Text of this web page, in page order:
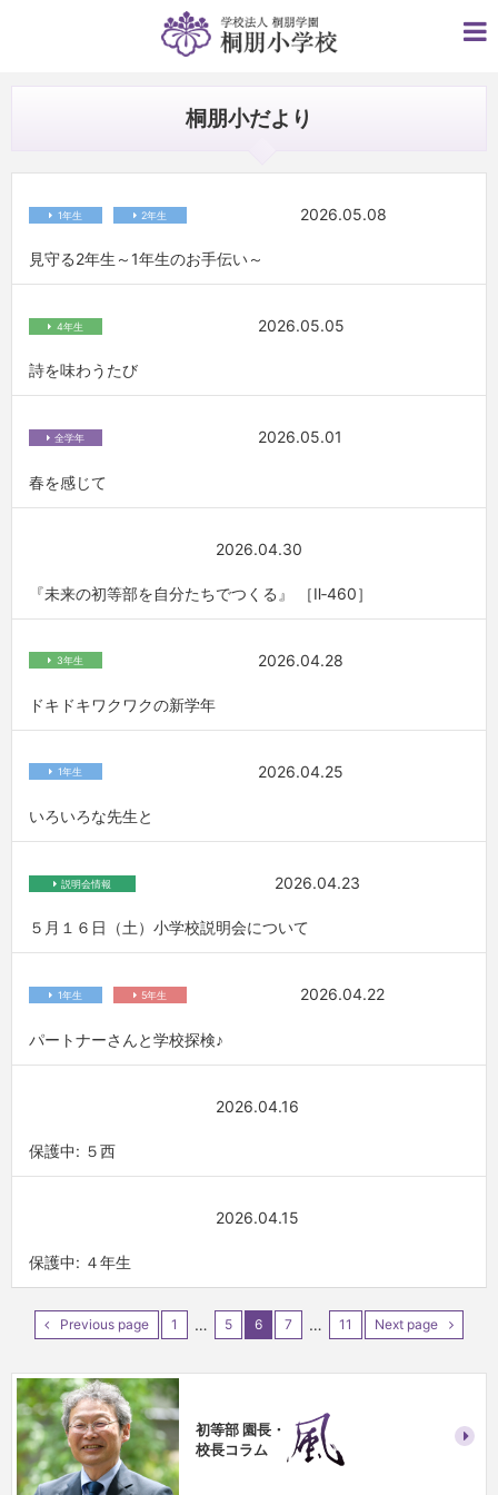
桐朋小だより
見守る2年生～1年生のお手伝い～
1年生 2年生 2026.05.08
詩を味わうたび
4年生 2026.05.05
春を感じて
全学年 2026.05.01
『未来の初等部を自分たちでつくる』 ［Ⅱ‐460］
2026.04.30
ドキドキワクワクの新学年
3年生 2026.04.28
いろいろな先生と
1年生 2026.04.25
５月１６日（土）小学校説明会について
説明会情報 2026.04.23
パートナーさんと学校探検♪
1年生 5年生 2026.04.22
保護中: ５西
2026.04.16
保護中: ４年生
2026.04.15
Previous page 1 … 5 6 7 … 11 Next page
初等部 園長・
校長コラム